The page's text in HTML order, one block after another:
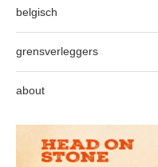
belgisch
grensverleggers
about